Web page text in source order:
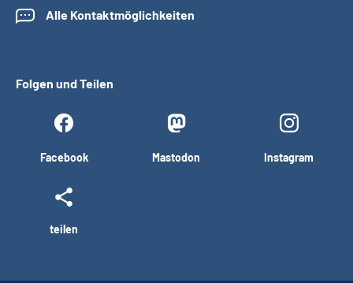
Alle Kontaktmöglichkeiten
Folgen und Teilen
Facebook Mastodon Instagram
teilen